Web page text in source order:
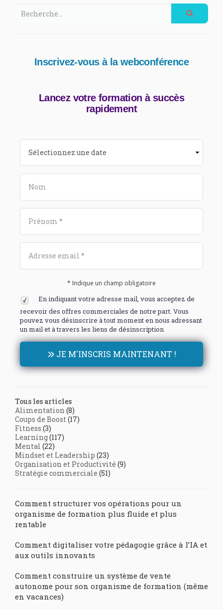
Inscrivez-vous à la webconférence
Lancez votre formation à succès
rapidement
* Indique un champ obligatoire
En indiquant votre adresse mail, vous acceptez de
recevoir des offres commerciales de notre part. Vous
pouvez vous désinscrire à tout moment en nous adressant
un mail et à travers les liens de désinscription
JE M'INSCRIS MAINTENANT !
Tous les articles
Alimentation (8)
Coups de Boost(17)
Fitness (3)
Learning(117)
Mental (22)
Mindset et Leadership (23)
Organisation et Productivité (9)
Stratégie commerciale (51)
Comment structurer vos opérations pour un
organisme de formation plus fluide et plus
rentable
Comment digitaliser votre pédagogie grâce à l’IA et
aux outils innovants
Comment construire un système de vente
autonome pour son organisme de formation (même
en vacances)